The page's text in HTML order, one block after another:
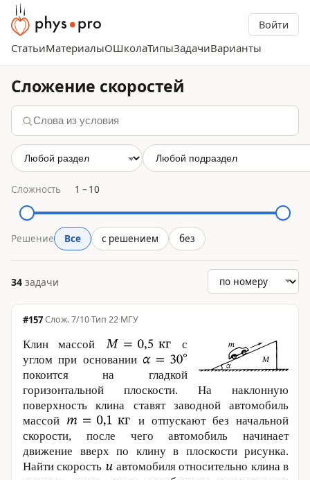
Войти
СтатьиМатериалыОШколаТипыЗадачиВарианты
Сложение скоростей
Сложность 1 –10
Решение Все с решением без
34 задачи
#157· 7/10·Тип 22·МГУ
Клин массой
с
углом при основании
покоится на гладкой
горизонтальной плоскости. На наклонную
поверхность клина ставят заводной автомобиль
массой
и отпускают без начальной
скорости, после чего автомобиль начинает
движение вверх по клину в плоскости рисунка.
Найти скорость
автомобиля относительно клина в